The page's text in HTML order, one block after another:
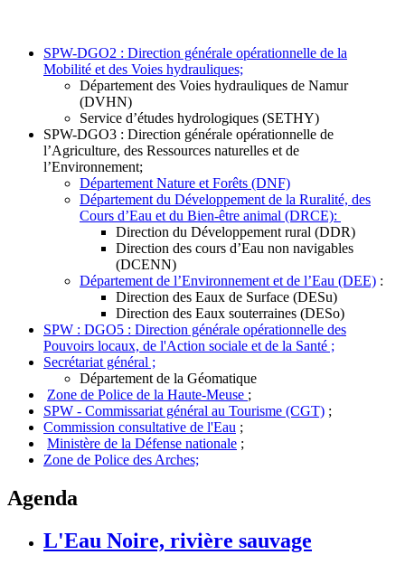
SPW-DGO2 : Direction générale opérationnelle de la
Mobilité et des Voies hydrauliques;
Département des Voies hydrauliques de Namur
(DVHN)
Service d’études hydrologiques (SETHY)
SPW-DGO3 : Direction générale opérationnelle de
l’Agriculture, des Ressources naturelles et de
l’Environnement;
Département Nature et Forêts (DNF)
Département du Développement de la Ruralité, des
Cours d’Eau et du Bien-être animal (DRCE):
Direction du Développement rural (DDR)
Direction des cours d’Eau non navigables
(DCENN)
Département de l’Environnement et de l’Eau (DEE) :
Direction des Eaux de Surface (DESu)
Direction des Eaux souterraines (DESo)
SPW : DGO5 : Direction générale opérationnelle des
Pouvoirs locaux, de l'Action sociale et de la Santé ;
Secrétariat général ;
Département de la Géomatique
Zone de Police de la Haute-Meuse ;
SPW - Commissariat général au Tourisme (CGT) ;
Commission consultative de l'Eau ;
Ministère de la Défense nationale ;
Zone de Police des Arches;
Agenda
L'Eau Noire, rivière sauvage